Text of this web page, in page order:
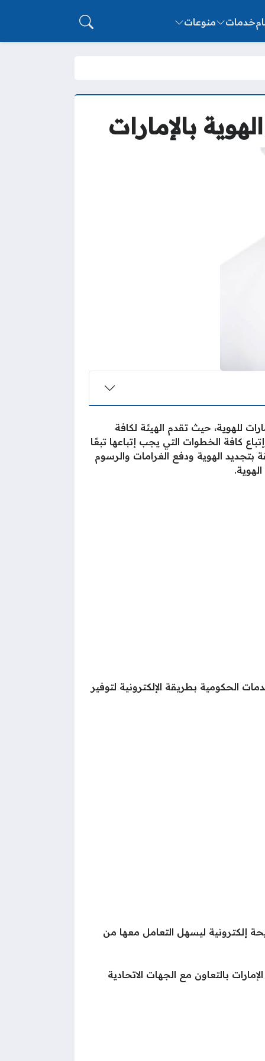
خدمات منوعات
بالإمارات
للهوية، حيث تقدم الهيئة لكافة
كافة الخطوات التي يجب إتباعها تبعًا
بتجديد الهوية ودفع الغرامات والرسوم
الحكومية بطريقة الإلكترونية لتوفير
إلكترونية ليسهل التعامل معها من
بالتعاون مع الجهات الاتحادية